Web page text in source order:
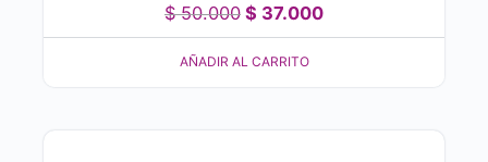
$50.000 $ 37.000
AÑADIR AL CARRITO